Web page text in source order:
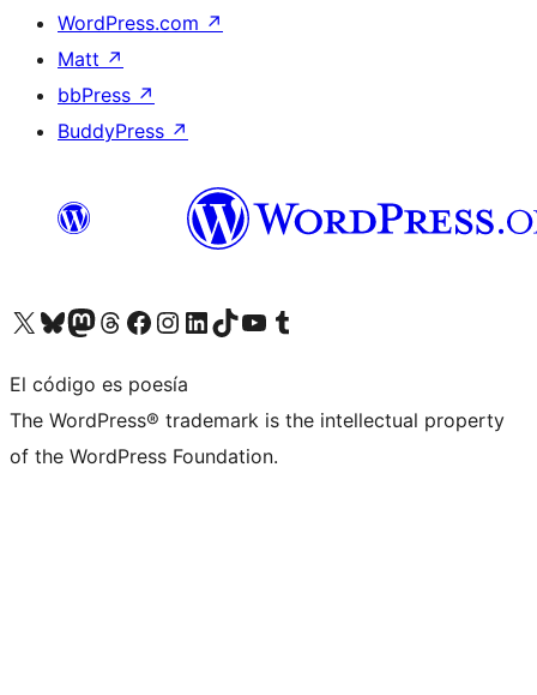
WordPress.com ↗
Matt ↗
bbPress ↗
BuddyPress ↗
Visita nuestra cuenta de X (anteriormente Twitter)
Visita nuestra cuenta de Bluesky
Visita nuestra cuenta de Mastodon
Visita nuestra cuenta de Threads
Visita nuestra página de Facebook
Visita nuestra cuenta de Instagram
Visita nuestra cuenta de LinkedIn
Visita nuestra cuenta de TikTok
Visita nuestro canal de YouTube
Visita nuestra cuenta de Tumblr
El código es poesía
The WordPress® trademark is the intellectual property
of the WordPress Foundation.